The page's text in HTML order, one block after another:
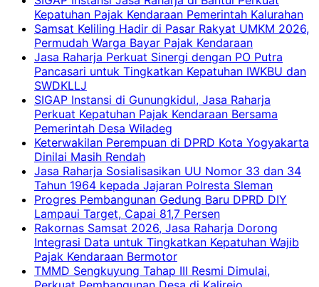
Kepatuhan Pajak Kendaraan Pemerintah Kalurahan
Samsat Keliling Hadir di Pasar Rakyat UMKM 2026,
Permudah Warga Bayar Pajak Kendaraan
Jasa Raharja Perkuat Sinergi dengan PO Putra
Pancasari untuk Tingkatkan Kepatuhan IWKBU dan
SWDKLLJ
SIGAP Instansi di Gunungkidul, Jasa Raharja
Perkuat Kepatuhan Pajak Kendaraan Bersama
Pemerintah Desa Wiladeg
Keterwakilan Perempuan di DPRD Kota Yogyakarta
Dinilai Masih Rendah
Jasa Raharja Sosialisasikan UU Nomor 33 dan 34
Tahun 1964 kepada Jajaran Polresta Sleman
Progres Pembangunan Gedung Baru DPRD DIY
Lampaui Target, Capai 81,7 Persen
Rakornas Samsat 2026, Jasa Raharja Dorong
Integrasi Data untuk Tingkatkan Kepatuhan Wajib
Pajak Kendaraan Bermotor
TMMD Sengkuyung Tahap III Resmi Dimulai,